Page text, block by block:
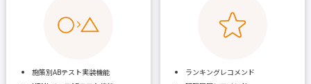
施策別ABテスト実装機能
ランキングレコメンド